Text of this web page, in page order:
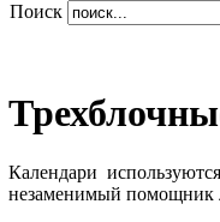
Поиск
Календари
незаменимый помощник